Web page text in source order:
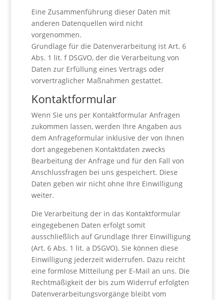
Eine Zusammenführung dieser Daten mit
anderen Datenquellen wird nicht
vorgenommen.
Grundlage für die Datenverarbeitung ist Art. 6
Abs. 1 lit. f DSGVO, der die Verarbeitung von
Daten zur Erfüllung eines Vertrags oder
vorvertraglicher Maßnahmen gestattet.
Kontaktformular
Wenn Sie uns per Kontaktformular Anfragen
zukommen lassen, werden Ihre Angaben aus
dem Anfrageformular inklusive der von Ihnen
dort angegebenen Kontaktdaten zwecks
Bearbeitung der Anfrage und für den Fall von
Anschlussfragen bei uns gespeichert. Diese
Daten geben wir nicht ohne Ihre Einwilligung
weiter.
Die Verarbeitung der in das Kontaktformular
eingegebenen Daten erfolgt somit
ausschließlich auf Grundlage Ihrer Einwilligung
(Art. 6 Abs. 1 lit. a DSGVO). Sie können diese
Einwilligung jederzeit widerrufen. Dazu reicht
eine formlose Mitteilung per E-Mail an uns. Die
Rechtmäßigkeit der bis zum Widerruf erfolgten
Datenverarbeitungsvorgänge bleibt vom